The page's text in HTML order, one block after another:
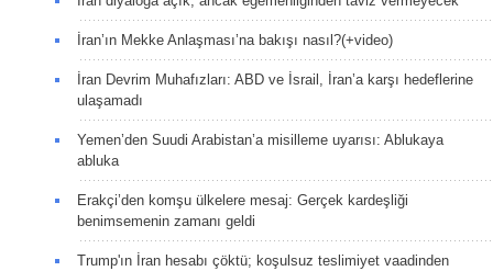
İran’ın Mekke Anlaşması’na bakışı nasıl?(+video)
İran Devrim Muhafızları: ABD ve İsrail, İran’a karşı hedeflerine
ulaşamadı
Yemen’den Suudi Arabistan’a misilleme uyarısı: Ablukaya
abluka
Erakçi’den komşu ülkelere mesaj: Gerçek kardeşliği
benimsemenin zamanı geldi
Trump'ın İran hesabı çöktü; koşulsuz teslimiyet vaadinden